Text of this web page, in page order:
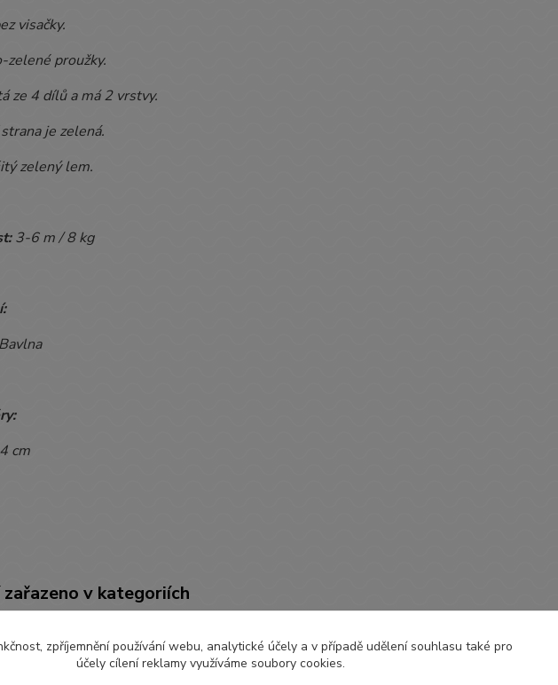
visačky.
zelené proužky.
ze 4 dílů a má 2 vrstvy.
je zelená.
zelený lem.
3-6 m / 8 kg
cm
zařazeno v kategoriích
zpříjemnění používání webu, analytické účely a v případě udělení souhlasu také pro
účely cílení reklamy využíváme soubory cookies.